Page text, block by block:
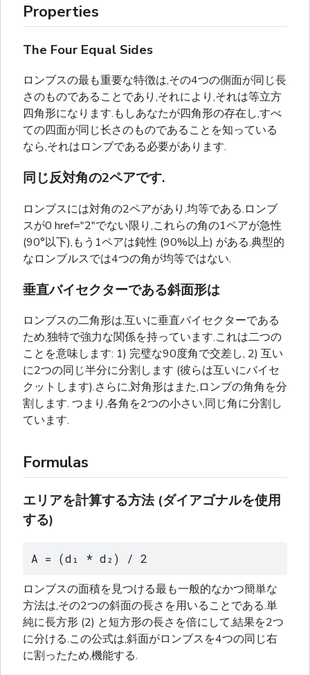
Properties
The Four Equal Sides
ロンブスの最も重要な特徴は,その4つの側面が同じ長
さのものであることであり,それにより,それは等立方
四角形になります.もしあなたが四角形の存在し,すべ
ての四面が同じ长さのものであることを知っている
なら,それはロンブである必要があります.
同じ反対角の2ペアです.
ロンブスには対角の2ペアがあり,均等である.ロンブ
スが0 href="2"でない限り,これらの角の1ペアが急性
(90°以下),もう1ペアは鈍性 (90%以上) がある.典型的
なロンブルスでは4つの角が均等ではない.
垂直バイセクターである斜面形は
ロンブスの二角形は,互いに垂直バイセクターである
ため,独特で強力な関係を持っています.これは二つの
ことを意味します: 1) 完璧な90度角で交差し, 2) 互い
に2つの同じ半分に分割します (彼らは互いにバイセ
クットします).さらに,対角形はまた,ロンブの角角を分
割します. つまり,各角を2つの小さい,同じ角に分割し
ています.
Formulas
エリアを計算する方法 (ダイアゴナルを使用
する)
A = (d₁ * d₂) / 2
ロンブスの面積を見つける最も一般的なかつ簡単な
方法は,その2つの斜面の長さを用いることである.単
純に長方形 (2) と短方形の長さを倍にして,結果を2つ
に分ける.この公式は,斜面がロンブスを4つの同じ右
に割ったため,機能する.